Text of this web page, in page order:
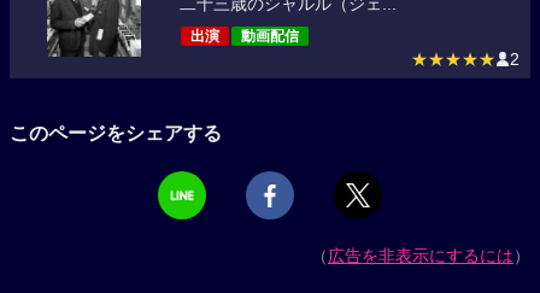
二十三歳のシャルル（ジェ...
出演 動画配信
★★★★★ 2
このページをシェアする
（広告を非表示にするには）